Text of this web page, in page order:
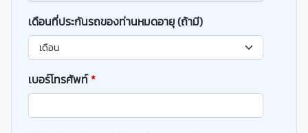
เดือนที่ประกันรถของท่านหมดอายุ (ถ้ามี)
เบอร์โทรศัพท์*